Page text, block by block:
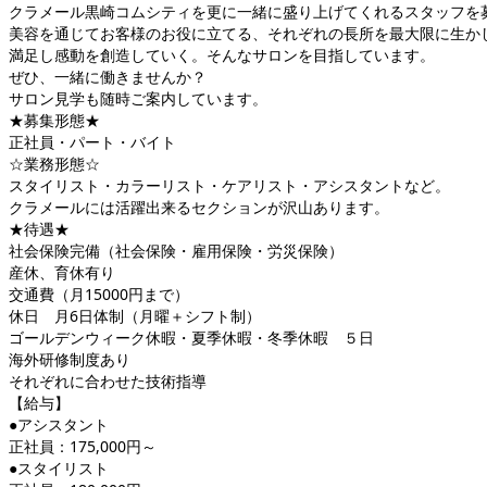
クラメール黒崎コムシティを更に一緒に盛り上げてくれるスタッフを
美容を通じてお客様のお役に立てる、それぞれの長所を最大限に生か
満足し感動を創造していく。そんなサロンを目指しています。
ぜひ、一緒に働きませんか？
サロン見学も随時ご案内しています。
★募集形態★
正社員・パート・バイト
☆業務形態☆
スタイリスト・カラーリスト・ケアリスト・アシスタントなど。
クラメールには活躍出来るセクションが沢山あります。
★待遇★
社会保険完備（社会保険・雇用保険・労災保険）
産休、育休有り
交通費（月15000円まで）
休日 月6日体制（月曜＋シフト制）
ゴールデンウィーク休暇・夏季休暇・冬季休暇 ５日
海外研修制度あり
それぞれに合わせた技術指導
【給与】
●アシスタント
正社員：175,000円～
●スタイリスト